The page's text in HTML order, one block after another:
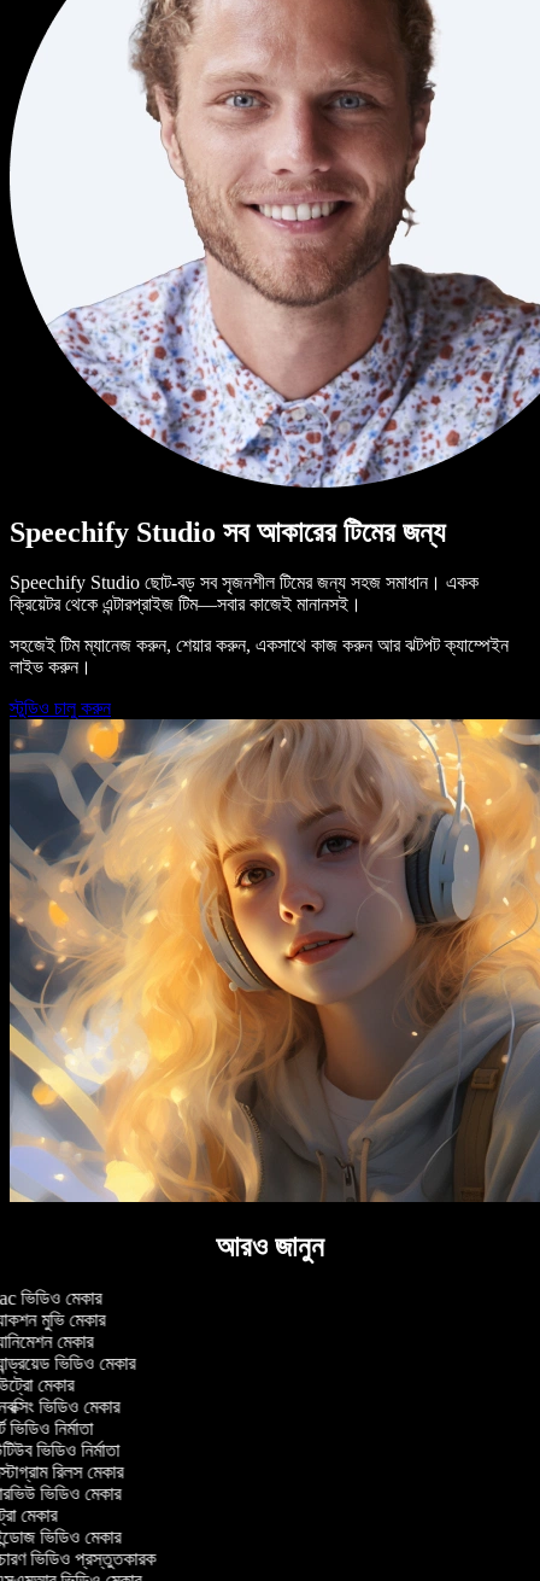
Speechify Studio সব আকারের টিমের জন্য
Speechify Studio ছোট-বড় সব সৃজনশীল টিমের জন্য সহজ সমাধান। একক
ক্রিয়েটর থেকে এন্টারপ্রাইজ টিম—সবার কাজেই মানানসই।
সহজেই টিম ম্যানেজ করুন, শেয়ার করুন, একসাথে কাজ করুন আর ঝটপট ক্যাম্পেইন
লাইভ করুন।
স্টুডিও চালু করুন
আরও জানুন
ভিডিও মেকার
মুভি মেকার
মেকার
ভিডিও মেকার
মেকার
ভিডিও মেকার
নির্মাতা
ভিডিও নির্মাতা
রিলস মেকার
ভিডিও মেকার
মেকার
ভিডিও মেকার
ভিডিও প্রস্তুতকারক